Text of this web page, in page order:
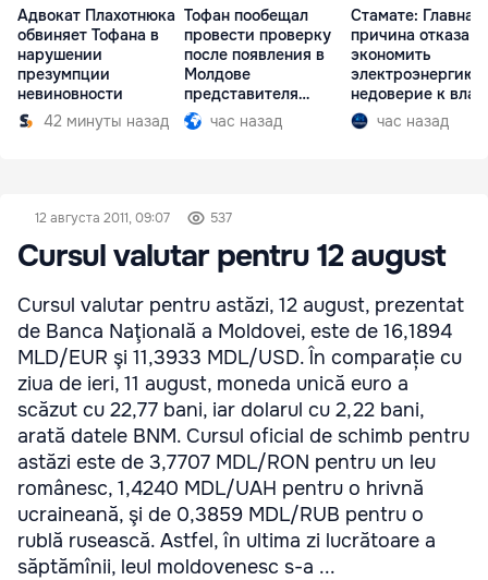
Адвокат Плахотнюка
обвиняет Тофана в
нарушении
презумпции
невиновности
42 минуты назад
Тофан пообещал
провести проверку
после появления в
Молдове
представителя
Южной Осетии
час назад
Стамате: Главная
причина отказа
экономить
электроэнергию
недоверие к
час назад
12 августа 2011, 09:07 537
Cursul valutar pentru 12 august
Cursul valutar pentru astăzi, 12 august, prezentat
de Banca Naţională a Moldovei, este de 16,1894
MLD/EUR şi 11,3933 MDL/USD. În comparație cu
ziua de ieri, 11 august, moneda unică euro a
scăzut cu 22,77 bani, iar dolarul cu 2,22 bani,
arată datele BNM. Cursul oficial de schimb pentru
astăzi este de 3,7707 MDL/RON pentru un leu
românesc, 1,4240 MDL/UAH pentru o hrivnă
ucraineană, şi de 0,3859 MDL/RUB pentru o
rublă rusească. Astfel, în ultima zi lucrătoare a
săptămînii, leul moldovenesc s-a ...